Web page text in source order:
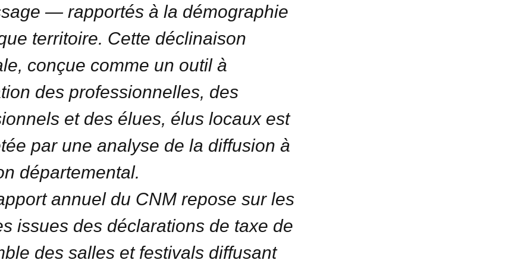
— rapportés à la démographie
territoire. Cette déclinaison
conçue comme un outil à
des professionnelles, des
et des élues, élus locaux est
par une analyse de la diffusion à
départemental.
annuel du CNM repose sur les
issues des déclarations de taxe de
des salles et festivals diffusant